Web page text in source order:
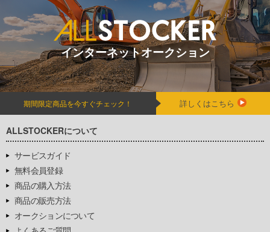
インターネットオークション
期間限定商品を今すぐチェック！ 詳しくはこちら
ALLSTOCKERについて
サービスガイド
無料会員登録
商品の購入方法
商品の販売方法
オークションについて